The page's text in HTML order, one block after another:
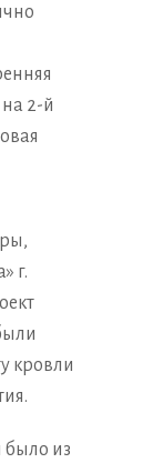
2-й
г.
кровли
было из